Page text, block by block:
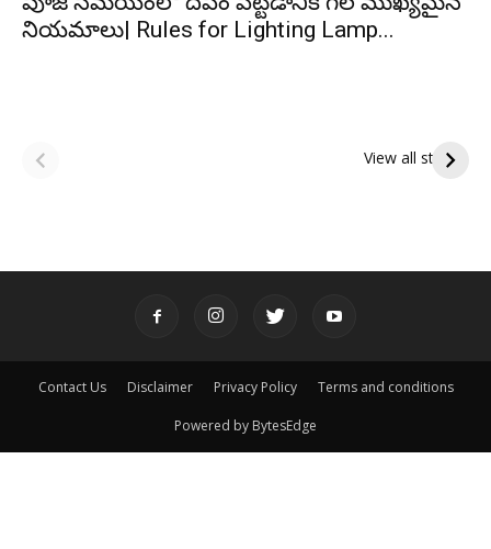
నియమాలు| Rules for Lighting Lamp...
View all stories
పితృదేవతల ఆశీర్వాదం
ఇంద్రకీలాద్రి గిరి ప్రదక్షిణ
Contact Us Disclaimer Privacy Policy Terms and conditions
Powered by BytesEdge